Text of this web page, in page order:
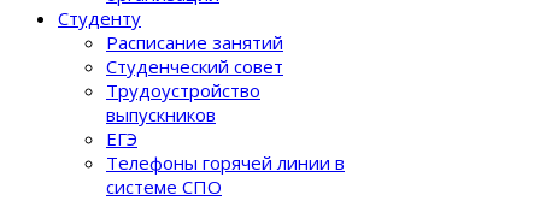
Студенту
Расписание занятий
Студенческий совет
Трудоустройство
выпускников
ЕГЭ
Телефоны горячей линии в
системе СПО